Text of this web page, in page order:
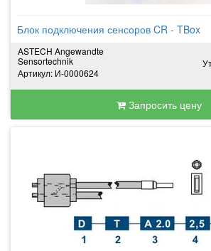
Блок подключения сенсоров CR - TBox
ASTECH Angewandte
Sensortechnik
Артикул: И-0000624
Запросить цену